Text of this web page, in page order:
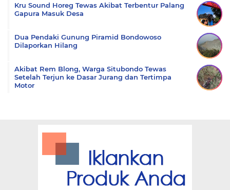
Kru Sound Horeg Tewas Akibat Terbentur Palang
Gapura Masuk Desa
Dua Pendaki Gunung Piramid Bondowoso
Dilaporkan Hilang
Akibat Rem Blong, Warga Situbondo Tewas
Setelah Terjun ke Dasar Jurang dan Tertimpa
Motor